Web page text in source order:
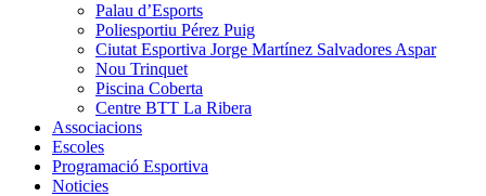
Palau d’Esports
Poliesportiu Pérez Puig
Ciutat Esportiva Jorge Martínez Salvadores Aspar
Nou Trinquet
Piscina Coberta
Centre BTT La Ribera
Associacions
Escoles
Programació Esportiva
Noticies